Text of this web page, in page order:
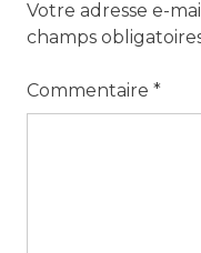
Votre adresse e-
champs
Commentaire *